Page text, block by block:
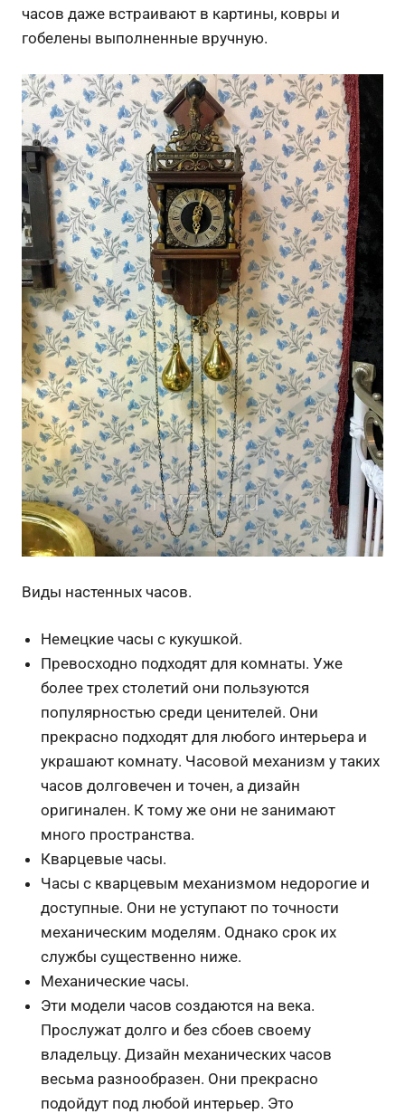
часов даже встраивают в картины, ковры и
гобелены выполненные вручную.
Виды настенных часов.
Немецкие часы с кукушкой.
Превосходно подходят для комнаты. Уже
более трех столетий они пользуются
популярностью среди ценителей. Они
прекрасно подходят для любого интерьера и
украшают комнату. Часовой механизм у таких
часов долговечен и точен, а дизайн
оригинален. К тому же они не занимают
много пространства.
Кварцевые часы.
Часы с кварцевым механизмом недорогие и
доступные. Они не уступают по точности
механическим моделям. Однако срок их
службы существенно ниже.
Механические часы.
Эти модели часов создаются на века.
Прослужат долго и без сбоев своему
владельцу. Дизайн механических часов
весьма разнообразен. Они прекрасно
подойдут под любой интерьер. Это